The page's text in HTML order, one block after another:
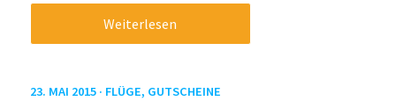
Weiterlesen
23. MAI 2015 · FLÜGE, GUTSCHEINE